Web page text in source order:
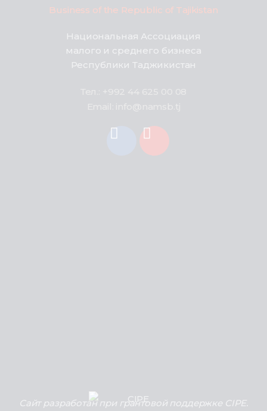
Национальная Ассоциация
малого и среднего бизнеса
Республики Таджикистан
Сайт разработан при грантовой поддержке CIPE.